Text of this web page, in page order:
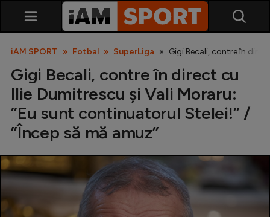
SuperLiga
Liga 2
Cupa României
iAM SPORT Fotbal SuperLiga Gigi Becali, contre în
Gigi Becali, contre în direct cu
Ilie Dumitrescu și Vali Moraru:
”Eu sunt continuatorul Stelei!” /
”Încep să mă amuz”